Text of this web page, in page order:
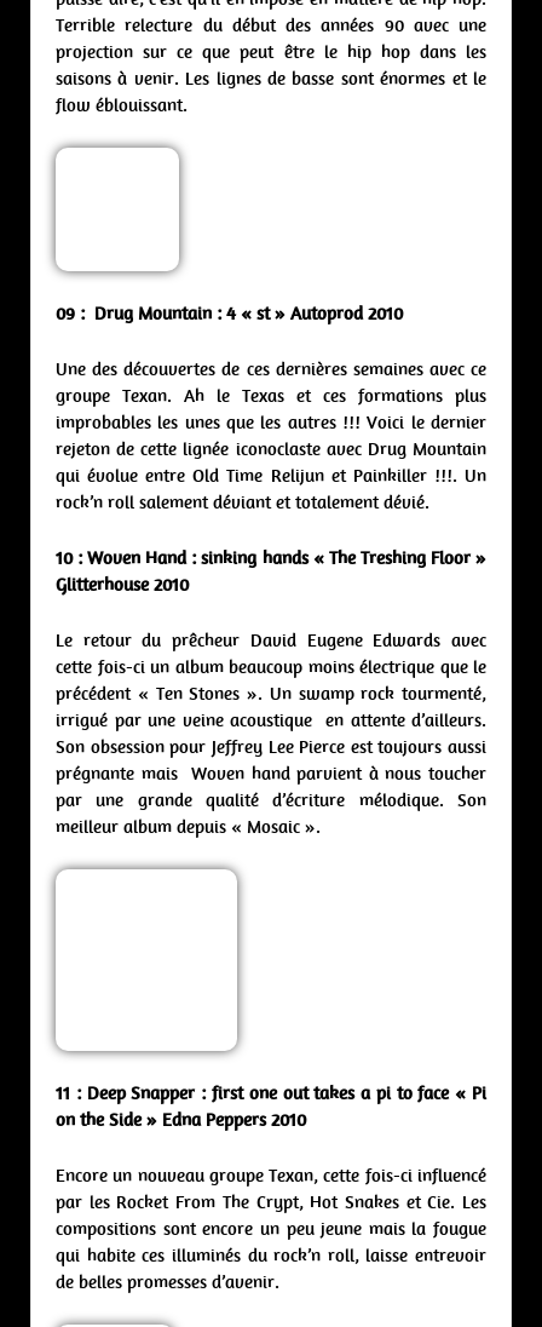
Terrible relecture du début des années 90 avec une
projection sur ce que peut être le hip hop dans les
saisons à venir. Les lignes de basse sont énormes et le
flow éblouissant.
09 : Drug Mountain : 4 « st » Autoprod 2010
Une des découvertes de ces dernières semaines avec ce
groupe Texan. Ah le Texas et ces formations plus
improbables les unes que les autres !!! Voici le dernier
rejeton de cette lignée iconoclaste avec Drug Mountain
qui évolue entre Old Time Relijun et Painkiller !!!. Un
rock’n roll salement déviant et totalement dévié.
10 : Woven Hand : sinking hands « The Treshing Floor »
Glitterhouse 2010
Le retour du prêcheur David Eugene Edwards avec
cette fois-ci un album beaucoup moins électrique que le
précédent « Ten Stones ». Un swamp rock tourmenté,
irrigué par une veine acoustique en attente d’ailleurs.
Son obsession pour Jeffrey Lee Pierce est toujours aussi
prégnante mais Woven hand parvient à nous toucher
par une grande qualité d’écriture mélodique. Son
meilleur album depuis « Mosaic ».
11 : Deep Snapper : first one out takes a pi to face « Pi
on the Side » Edna Peppers 2010
Encore un nouveau groupe Texan, cette fois-ci influencé
par les Rocket From The Crypt, Hot Snakes et Cie. Les
compositions sont encore un peu jeune mais la fougue
qui habite ces illuminés du rock’n roll, laisse entrevoir
de belles promesses d’avenir.